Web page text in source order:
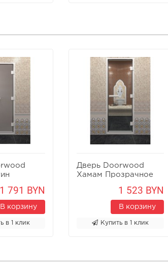
1 791 BYN
В корзину
в 1 клик
Дверь Doorwood
Хамам Прозрачное
1 523 BYN
В корзину
Купить в 1 клик